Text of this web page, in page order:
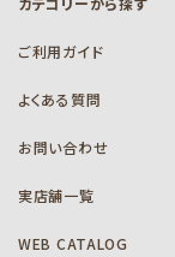
ご利用ガイド
よくある質問
お問い合わせ
実店舗一覧
WEB CATALOG